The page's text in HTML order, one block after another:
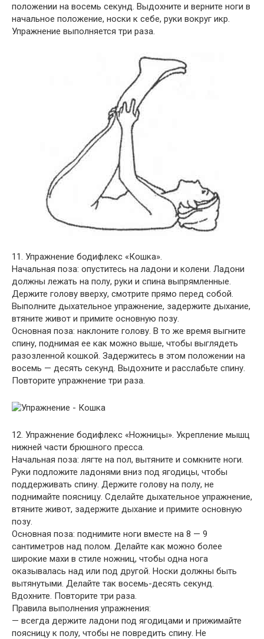
положении на восемь секунд. Выдохните и верните ноги в
начальное положение, носки к себе, руки вокруг икр.
Упражнение выполняется три раза.
11. Упражнение бодифлекс «Кошка».
Начальная поза: опуститесь на ладони и колени. Ладони
должны лежать на полу, руки и спина выпрямленные.
Держите голову вверху, смотрите прямо перед собой.
Выполните дыхательное упражнение, задержите дыхание,
втяните живот и примите основную позу.
Основная поза: наклоните голову. В то же время выгните
спину, поднимая ее как можно выше, чтобы выглядеть
разозленной кошкой. Задержитесь в этом положении на
восемь — десять секунд. Выдохните и расслабьте спину.
Повторите упражнение три раза.
12. Упражнение бодифлекс «Ножницы». Укрепление мышц
нижней части брюшного пресса.
Начальная поза: лягте на пол, вытяните и сомкните ноги.
Руки подложите ладонями вниз под ягодицы, чтобы
поддерживать спину. Держите голову на полу, не
поднимайте поясницу. Сделайте дыхательное упражнение,
втяните живот, задержите дыхание и примите основную
позу.
Основная поза: поднимите ноги вместе на 8 — 9
сантиметров над полом. Делайте как можно более
широкие махи в стиле ножниц, чтобы одна нога
оказывалась над или под другой. Носки должны быть
вытянутыми. Делайте так восемь-десять секунд.
Вдохните. Повторите три раза.
Правила выполнения упражнения:
— всегда держите ладони под ягодицами и прижимайте
поясницу к полу, чтобы не повредить спину. Не